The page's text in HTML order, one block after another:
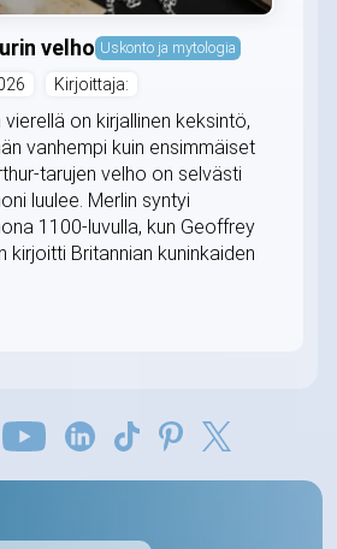
velho Uskonto ja mytologia
Kirjoittaja:
on kirjallinen keksintö,
vanhempi kuin ensimmäiset
tarujen velho on selvästi
luulee. Merlin syntyi
1100-luvulla, kun Geoffrey
kirjoitti Britannian kuninkaiden